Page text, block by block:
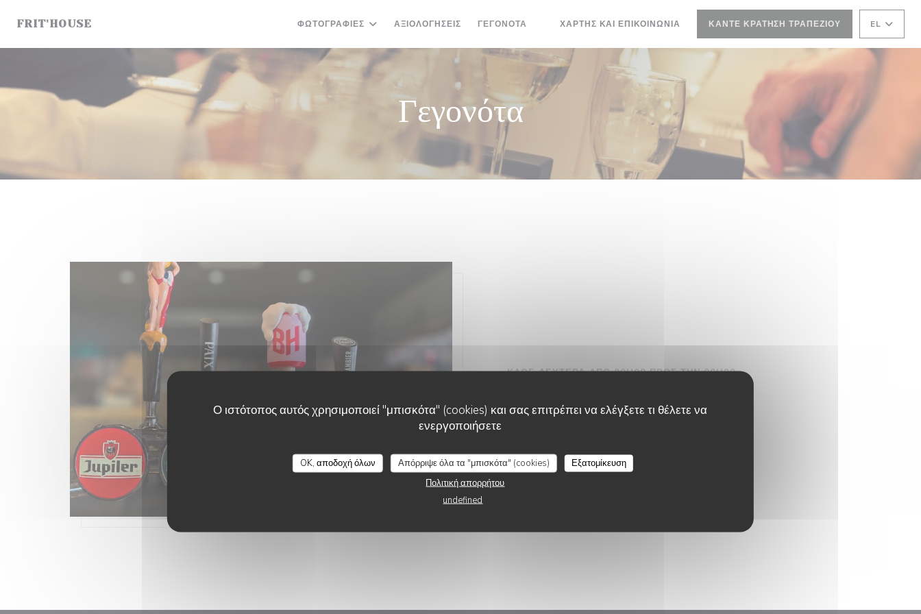
Ο ιστότοπος αυτός χρησιμοποιεί "μπισκότα" (cookies) και σας επιτρέπει να ελέγξετε τι θέλετε να
ενεργοποιήσετε
OK, αποδοχή όλων Απόρριψε όλα τα "μπισκότα" (cookies)
Εξατομίκευση
Πολιτική απορρήτου
undefined
FRIT'HOUSE ΦΩΤΟΓΡΑΦΊΕΣ ΑΞΙΟΛΟΓΉΣΕΙΣ ΓΕΓΟΝΌΤΑ ΧΆΡΤΗΣ ΚΑΙ ΕΠΙΚΟΙΝΩΝΊΑ ΚΆΝΤΕ ΚΡΆΤΗΣΗ ΤΡΑΠΕΖΙΟΎ EL
Γεγονότα
ΚΑΘΕ ΔΕΥΤΈΡΑ ΑΠΌ 00H00 ΠΡΟΣ ΤΗΝ 00H00
FRIT'HOUSE